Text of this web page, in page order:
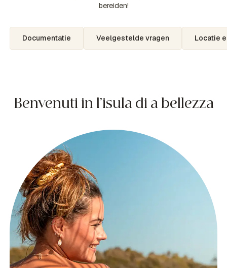
bereiden!
Documentatie Veelgestelde vragen Locatie
Benvenuti in l’isula di a bellezza